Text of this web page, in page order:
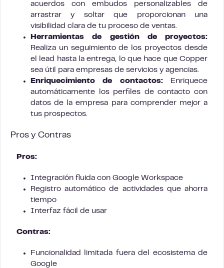
acuerdos con embudos personalizables de
arrastrar y soltar que proporcionan una
visibilidad clara de tu proceso de ventas.
Herramientas de gestión de proyectos:
Realiza un seguimiento de los proyectos desde
el lead hasta la entrega, lo que hace que Copper
sea útil para empresas de servicios y agencias.
Enriquecimiento de contactos:Enriquece
automáticamente los perfiles de contacto con
datos de la empresa para comprender mejor a
tus prospectos.
Pros y Contras
Pros:
Integración fluida con Google Workspace
Registro automático de actividades que ahorra
tiempo
Interfaz fácil de usar
Contras:
Funcionalidad limitada fuera del ecosistema de
Google